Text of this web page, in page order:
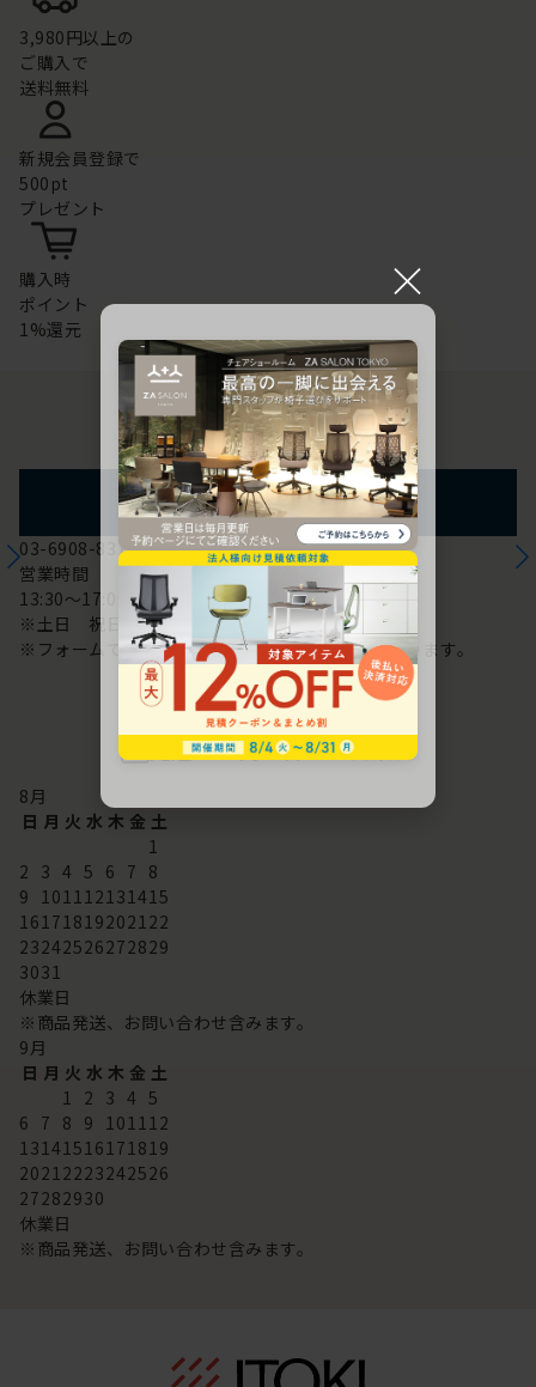
3,980円以上の
ご購入で
送料無料
新規会員登録で
500pt
プレゼント
購入時
ポイント
1%還元
お問い合わせ
フォームからのお問い合わせ
03-6908-8370
営業時間
13:30～17:00
※土日 祝日は休み
※フォームでのお問い合わせは24時間対応しております。
配送・お問い合わせ営業日
8月
日 月 火 水 木 金 土
1
2 3 4 5 6 7 8
9 101112131415
16171819202122
23242526272829
3031
休業日
※商品発送、お問い合わせ含みます。
9月
日 月 火 水 木 金 土
1 2 3 4 5
6 7 8 9 101112
13141516171819
20212223242526
27282930
休業日
※商品発送、お問い合わせ含みます。
×